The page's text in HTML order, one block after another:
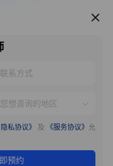
服务推荐
私协议》 及 《服务协议》 允
预约